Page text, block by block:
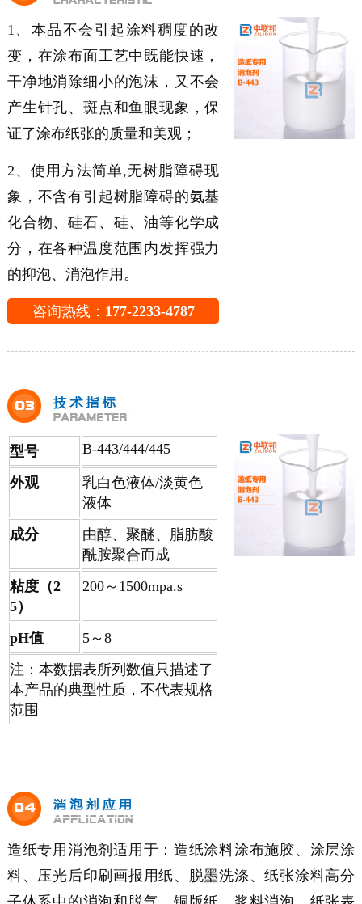
1、本品不会引起涂料稠度的改
变，在涂布面工艺中既能快速，
干净地消除细小的泡沫，又不会
产生针孔、斑点和鱼眼现象，保
证了涂布纸张的质量和美观；
2、使用方法简单,无树脂障碍现
象，不含有引起树脂障碍的氨基
化合物、硅石、硅、油等化学成
分，在各种温度范围内发挥强力
的抑泡、消泡作用。
咨询热线： 177-2233-4787
型号 B-443/444/445
外观
乳白色液体/淡黄色
液体
成分
由醇、聚醚、脂肪酸
酰胺聚合而成
粘度（2
5）
200～1500mpa.s
pH值
5～8
注：本数据表所列数值只描述了
本产品的典型性质，不代表规格
范围
造纸专用消泡剂适用于：造纸涂料涂布施胶、涂层涂
料、压光后印刷画报用纸、脱墨洗涤、纸张涂料高分